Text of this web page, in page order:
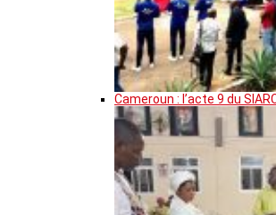
Cameroun : l’acte 9 du